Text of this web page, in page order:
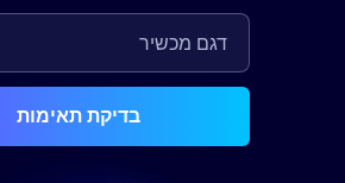
בדיקת תאימות